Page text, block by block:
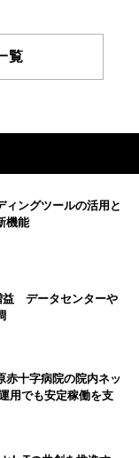
覧
ィングツールの活用と
機能
益 データセンターや
赤十字病院の院内ネッ
用でも安定稼働を支